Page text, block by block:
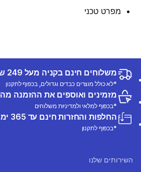
מפרט טכני
משלוחים חינם בקניה מעל 249 ש"ח
*לא כולל מוצרים כבדים וגדולים, בכפוף לתקנון
מזמינים ואוספים את ההזמנה
*בכפוף למלאי ולמדיניות משלוחים
החלפות והחזרות חינם עד 365 ימים ממועד הרכישה
*בכפוף לתקנון
השירותים שלנו